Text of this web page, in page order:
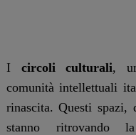
I circoli culturali,
comunità intellettuali
rinascita. Questi
stanno ritrovando